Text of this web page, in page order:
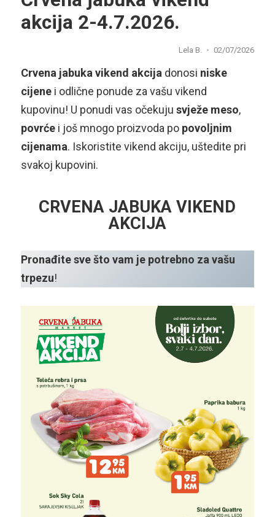
akcija 2-4.7.2026.
Lela B. 02/07/2026
Crvena jabuka vikend akcija donosi niske
cijenei odlične ponude za vašu vikend
kupovinu! U ponudi vas očekuju svježe meso,
povrćei još mnogo proizvoda po povoljnim
cijenama. Iskoristite vikend akciju, uštedite pri
svakoj kupovini.
CRVENA JABUKA VIKEND
AKCIJA
Pronađite sve što vam je potrebno za vašu
trpezu!